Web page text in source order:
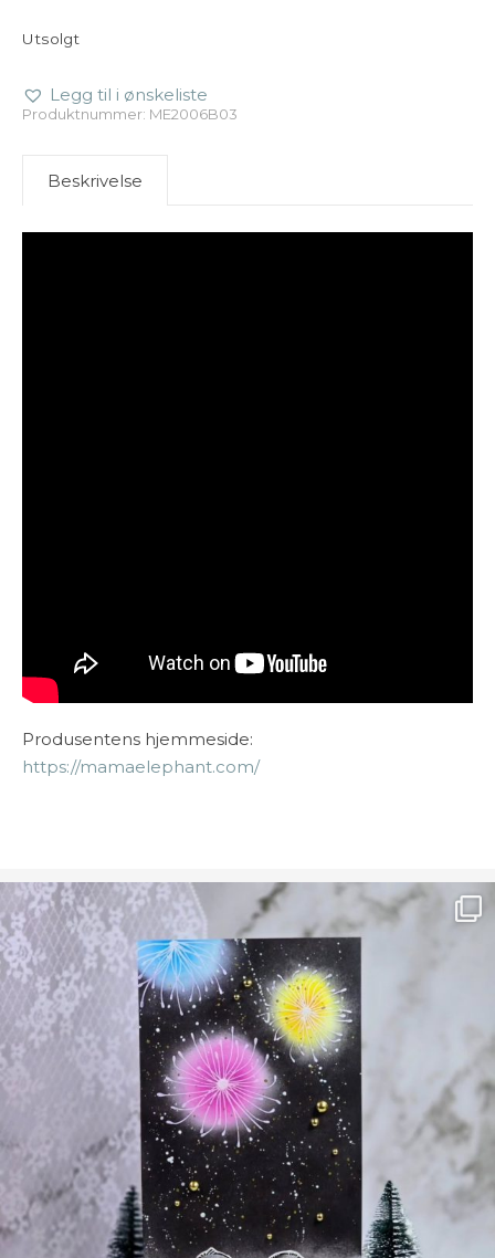
Utsolgt
Legg til i ønskeliste
Produktnummer: ME2006B03
Beskrivelse
Produsentens hjemmeside:
https://mamaelephant.com/
Ønsk